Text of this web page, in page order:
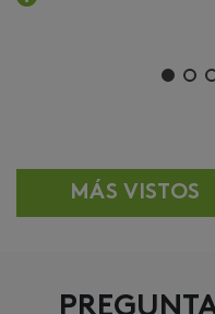
MÁS VISTOS